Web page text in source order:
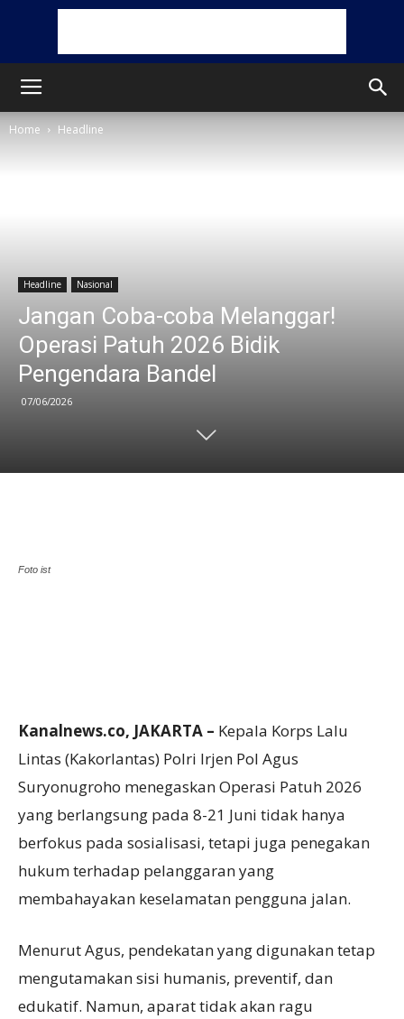
Home Headline
Headline Nasional
Jangan Coba-coba Melanggar!
Operasi Patuh 2026 Bidik
Pengendara Bandel
07/06/2026
Foto ist
Kanalnews.co, JAKARTA – Kepala Korps Lalu
Lintas (Kakorlantas) Polri Irjen Pol Agus
Suryonugroho menegaskan Operasi Patuh 2026
yang berlangsung pada 8-21 Juni tidak hanya
berfokus pada sosialisasi, tetapi juga penegakan
hukum terhadap pelanggaran yang
membahayakan keselamatan pengguna jalan.
Menurut Agus, pendekatan yang digunakan tetap
mengutamakan sisi humanis, preventif, dan
edukatif. Namun, aparat tidak akan ragu